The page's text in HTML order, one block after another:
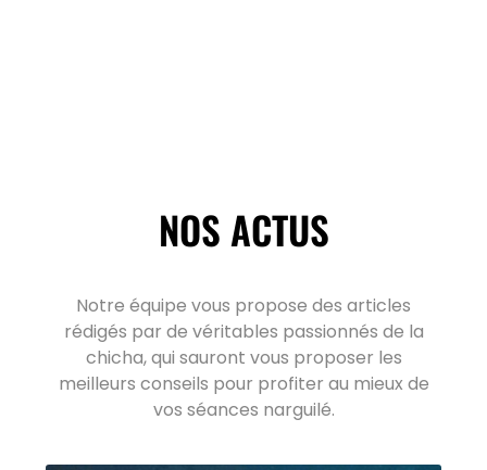
NOS ACTUS
Notre équipe vous propose des articles
rédigés par de véritables passionnés de la
chicha, qui sauront vous proposer les
meilleurs conseils pour profiter au mieux de
vos séances narguilé.